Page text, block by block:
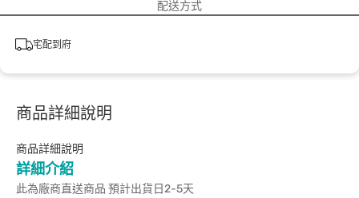
配送方式
宅配到府
商品詳細說明
商品詳細說明
詳細介紹
此為廠商直送商品 預計出貨日2-5天